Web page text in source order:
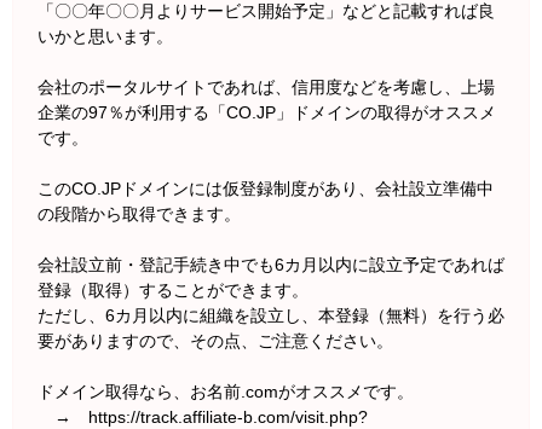
「〇〇年〇〇月よりサービス開始予定」などと記載すれば良
いかと思います。
会社のポータルサイトであれば、信用度などを考慮し、上場
企業の97％が利用する「CO.JP」ドメインの取得がオススメ
です。
このCO.JPドメインには仮登録制度があり、会社設立準備中
の段階から取得できます。
会社設立前・登記手続き中でも6カ月以内に設立予定であれば
登録（取得）することができます。
ただし、6カ月以内に組織を設立し、本登録（無料）を行う必
要がありますので、その点、ご注意ください。
ドメイン取得なら、お名前.comがオススメです。
→ https://track.affiliate-b.com/visit.php?